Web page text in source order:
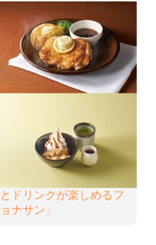
ドリンクが楽しめるフ
ナサン」